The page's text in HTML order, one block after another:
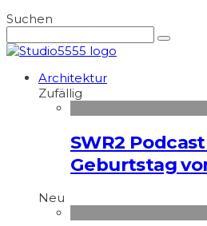
Suchen
Architektur
Zufällig
SWR2
Geburtstag
Neu